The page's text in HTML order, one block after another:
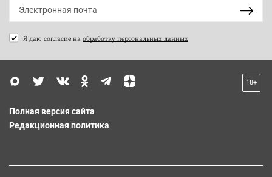
Я даю согласие на обработку персональных данных
18+
Полная версия сайта
Редакционная политика